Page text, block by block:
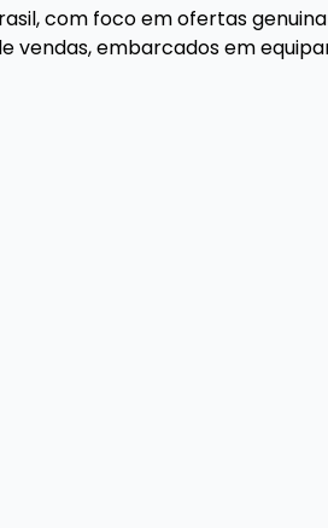
com foco em ofertas
vendas, embarcados em